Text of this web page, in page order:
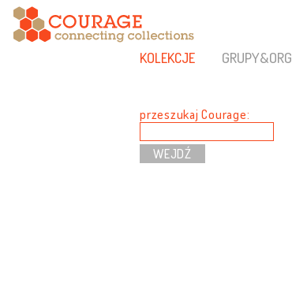
KOLEKCJE GRUPY&ORG
przeszukaj Courage: